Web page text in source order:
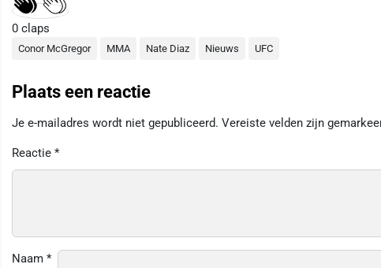
0 claps
Conor McGregor MMA Nate Diaz Nieuws UFC
Plaats een reactie
Je e-mailadres wordt niet gepubliceerd. Vereiste velden zijn
Reactie *
Naam *